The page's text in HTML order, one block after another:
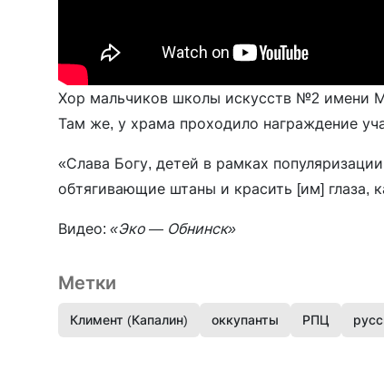
Хор мальчиков школы искусств №2 имени
Там же, у храма проходило награждение
«Слава Богу, детей в рамках
обтягивающие штаны и красить [им] глаза,
Видео: «Эко — Обнинск»
Метки
Климент (Капалин) оккупанты РПЦ